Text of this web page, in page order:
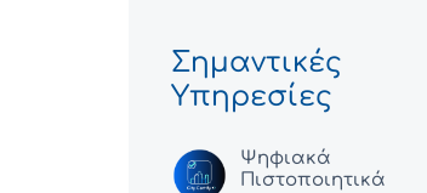
Σημαντικές
Υπηρεσίες
Ψηφιακά
Πιστοποιητικά